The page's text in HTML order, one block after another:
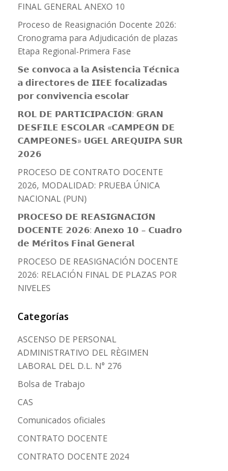
FINAL GENERAL ANEXO 10
Proceso de Reasignación Docente 2026:
Cronograma para Adjudicación de plazas
Etapa Regional-Primera Fase
𝗦𝗲 𝗰𝗼𝗻𝘃𝗼𝗰𝗮 𝗮 𝗹𝗮 𝗔𝘀𝗶𝘀𝘁𝗲𝗻𝗰𝗶𝗮 𝗧𝗲́𝗰𝗻𝗶𝗰𝗮
𝗮 𝗱𝗶𝗿𝗲𝗰𝘁𝗼𝗿𝗲𝘀 𝗱𝗲 𝗜𝗜𝗘𝗘 𝗳𝗼𝗰𝗮𝗹𝗶𝘇𝗮𝗱𝗮𝘀
𝗽𝗼𝗿 𝗰𝗼𝗻𝘃𝗶𝘃𝗲𝗻𝗰𝗶𝗮 𝗲𝘀𝗰𝗼𝗹𝗮𝗿
𝗥𝗢𝗟 𝗗𝗘 𝗣𝗔𝗥𝗧𝗜𝗖𝗜𝗣𝗔𝗖𝗜𝗢́𝗡: 𝗚𝗥𝗔𝗡
𝗗𝗘𝗦𝗙𝗜𝗟𝗘 𝗘𝗦𝗖𝗢𝗟𝗔𝗥 «𝗖𝗔𝗠𝗣𝗘𝗢́𝗡 𝗗𝗘
𝗖𝗔𝗠𝗣𝗘𝗢𝗡𝗘𝗦» 𝗨𝗚𝗘𝗟 𝗔𝗥𝗘𝗤𝗨𝗜𝗣𝗔 𝗦𝗨𝗥
𝟮𝟬𝟮𝟲
PROCESO DE CONTRATO DOCENTE
2026, MODALIDAD: PRUEBA ÚNICA
NACIONAL (PUN)
𝗣𝗥𝗢𝗖𝗘𝗦𝗢 𝗗𝗘 𝗥𝗘𝗔𝗦𝗜𝗚𝗡𝗔𝗖𝗜𝗢́𝗡
𝗗𝗢𝗖𝗘𝗡𝗧𝗘 𝟮𝟬𝟮𝟲: 𝗔𝗻𝗲𝘅𝗼 𝟭𝟬 – 𝗖𝘂𝗮𝗱𝗿𝗼
𝗱𝗲 𝗠𝗲́𝗿𝗶𝘁𝗼𝘀 𝗙𝗶𝗻𝗮𝗹 𝗚𝗲𝗻𝗲𝗿𝗮𝗹
PROCESO DE REASIGNACIÓN DOCENTE
2026: RELACIÓN FINAL DE PLAZAS POR
NIVELES
Categorías
ASCENSO DE PERSONAL
ADMINISTRATIVO DEL RÈGIMEN
LABORAL DEL D.L. N° 276
Bolsa de Trabajo
CAS
Comunicados oficiales
CONTRATO DOCENTE
CONTRATO DOCENTE 2024